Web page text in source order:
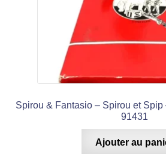
Spirou & Fantasio – Spirou et
91431
Ajouter au